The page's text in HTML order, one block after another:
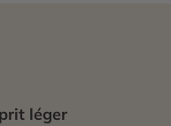
léger